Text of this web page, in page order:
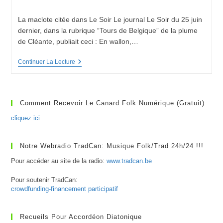
La maclote citée dans Le Soir Le journal Le Soir du 25 juin
dernier, dans la rubrique “Tours de Belgique” de la plume
de Cléante, publiait ceci : En wallon,…
Continuer La LectureMaclote
Comment Recevoir Le Canard Folk Numérique (gratuit)
cliquez ici
Notre Webradio TradCan: Musique Folk/Trad 24h/24 !!!
Pour accéder au site de la radio:www.tradcan.be
Pour soutenir TradCan:
crowdfunding-financement participatif
Recueils Pour Accordéon Diatonique